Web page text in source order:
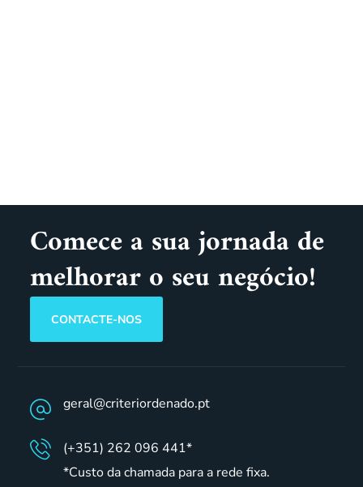
Comece a sua jornada de
melhorar o seu negócio!
CONTACTE-NOS
geral@criteriordenado.pt
(+351) 262 096 441*
*Custo da chamada para a rede fixa.